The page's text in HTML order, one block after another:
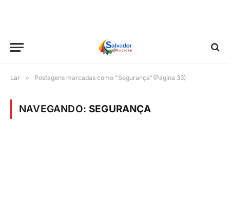
Lar » Postagens marcadas como "Segurança"(Página 33)
NAVEGANDO: SEGURANÇA